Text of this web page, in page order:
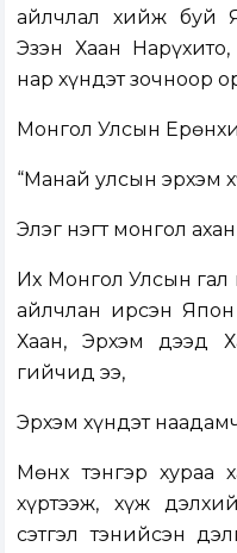
айлчлал хийж буй
Эзэн Хаан
нар хүндэт зочноор
Монгол Улсын
“Манай улсын эрхэм
Элэг нэгт монгол
Их Монгол Улсын
айлчлан ирсэн
Хаан, Эрхэм дээд
гийчид ээ,
Эрхэм хүндэт
Мөнх тэнгэр хураа
хүртээж, хүж
сэтгэл тэнийсэн